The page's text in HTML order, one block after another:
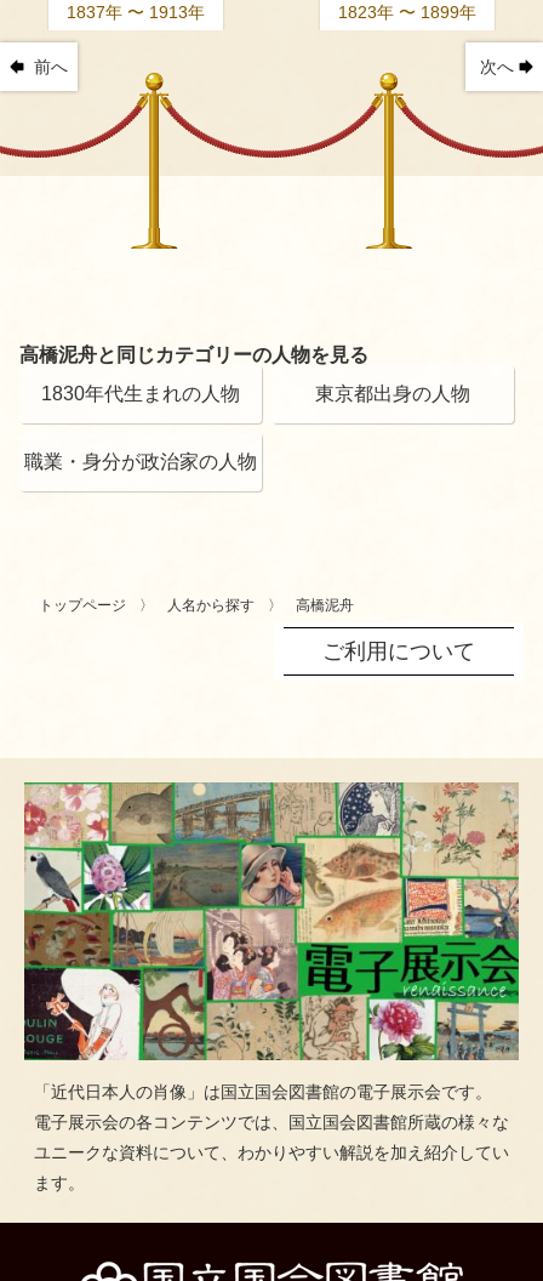
前へ
1837年 〜 1913年 1823年 〜 1899年
次へ
高橋泥舟と同じカテゴリーの人物を見る
1830年代生まれの人物
東京都出身の人物
職業・身分が政治家の人物
トップページ 人名から探す 高橋泥舟
ご利用について
「近代日本人の肖像」は国立国会図書館の電子展示会です。
電子展示会の各コンテンツでは、国立国会図書館所蔵の様々な
ユニークな資料について、わかりやすい解説を加え紹介してい
ます。